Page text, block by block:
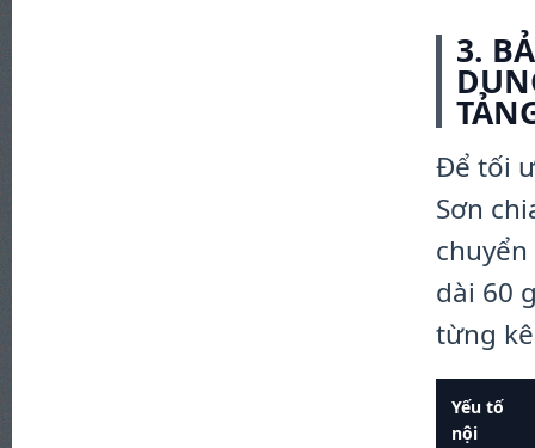
3.
Để tối
Sơn
dài 60
từng
Yếu tố
nội